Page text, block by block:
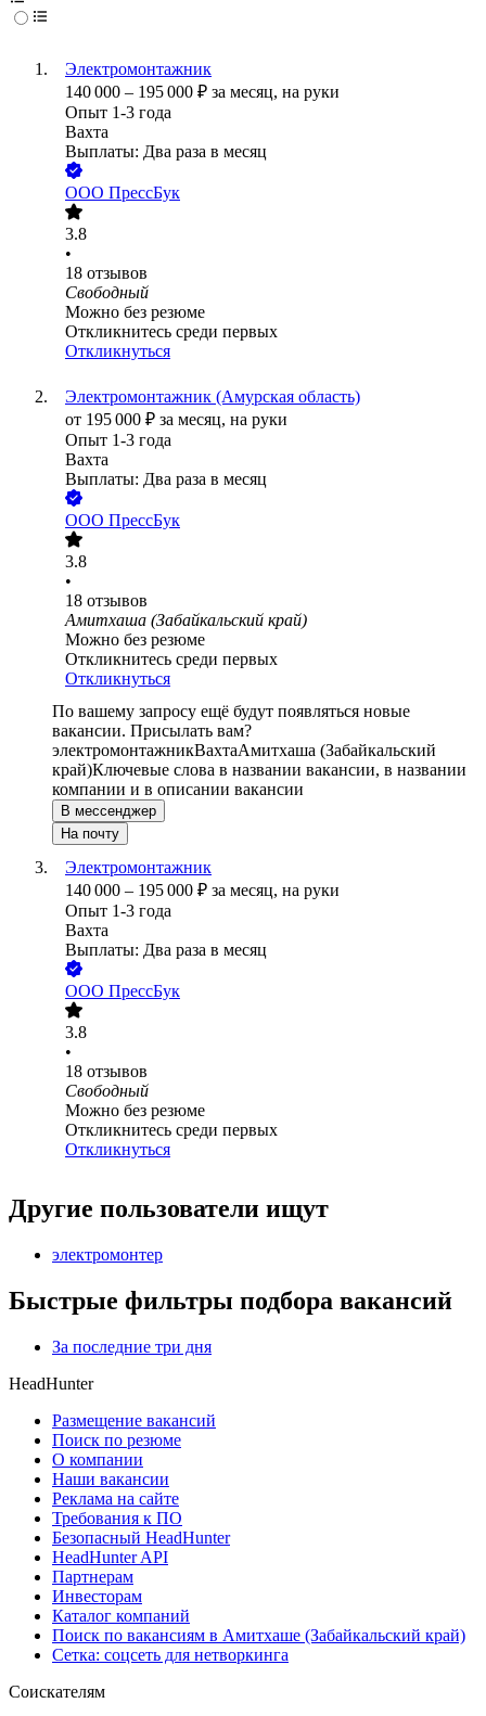
Электромонтажник
140 000 – 195 000 ₽ за месяц, на руки
Опыт 1-3 года
Вахта
Выплаты: Два раза в месяц
ООО ПрессБук
3.8
•
18 отзывов
Свободный
Можно без резюме
Откликнитесь среди первых
Откликнуться
Электромонтажник (Амурская область)
от 195 000 ₽ за месяц, на руки
Опыт 1-3 года
Вахта
Выплаты: Два раза в месяц
ООО ПрессБук
3.8
•
18 отзывов
Амитхаша (Забайкальский край)
Можно без резюме
Откликнитесь среди первых
Откликнуться
По вашему запросу ещё будут появляться новые
вакансии. Присылать вам?
электромонтажникВахтаАмитхаша (Забайкальский
край)Ключевые слова в названии вакансии, в названии
компании и в описании вакансии
В мессенджер
На почту
Электромонтажник
140 000 – 195 000 ₽ за месяц, на руки
Опыт 1-3 года
Вахта
Выплаты: Два раза в месяц
ООО ПрессБук
3.8
•
18 отзывов
Свободный
Можно без резюме
Откликнитесь среди первых
Откликнуться
Другие пользователи ищут
электромонтер
Быстрые фильтры подбора вакансий
За последние три дня
HeadHunter
Размещение вакансий
Поиск по резюме
О компании
Наши вакансии
Реклама на сайте
Требования к ПО
Безопасный HeadHunter
HeadHunter API
Партнерам
Инвесторам
Каталог компаний
Поиск по вакансиям в Амитхаше (Забайкальский край)
Сетка: соцсеть для нетворкинга
Соискателям